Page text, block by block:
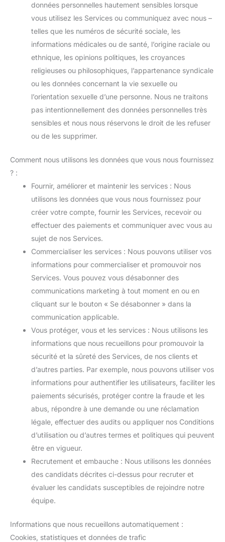
données personnelles hautement sensibles lorsque
vous utilisez les Services ou communiquez avec nous –
telles que les numéros de sécurité sociale, les
informations médicales ou de santé, l’origine raciale ou
ethnique, les opinions politiques, les croyances
religieuses ou philosophiques, l’appartenance syndicale
ou les données concernant la vie sexuelle ou
l’orientation sexuelle d’une personne. Nous ne traitons
pas intentionnellement des données personnelles très
sensibles et nous nous réservons le droit de les refuser
ou de les supprimer.
Comment nous utilisons les données que vous nous fournissez
? :
Fournir, améliorer et maintenir les services : Nous
utilisons les données que vous nous fournissez pour
créer votre compte, fournir les Services, recevoir ou
effectuer des paiements et communiquer avec vous au
sujet de nos Services.
Commercialiser les services : Nous pouvons utiliser vos
informations pour commercialiser et promouvoir nos
Services. Vous pouvez vous désabonner des
communications marketing à tout moment en ou en
cliquant sur le bouton « Se désabonner » dans la
communication applicable.
Vous protéger, vous et les services : Nous utilisons les
informations que nous recueillons pour promouvoir la
sécurité et la sûreté des Services, de nos clients et
d’autres parties. Par exemple, nous pouvons utiliser vos
informations pour authentifier les utilisateurs, faciliter les
paiements sécurisés, protéger contre la fraude et les
abus, répondre à une demande ou une réclamation
légale, effectuer des audits ou appliquer nos Conditions
d’utilisation ou d’autres termes et politiques qui peuvent
être en vigueur.
Recrutement et embauche : Nous utilisons les données
des candidats décrites ci-dessus pour recruter et
évaluer les candidats susceptibles de rejoindre notre
équipe.
Informations que nous recueillons automatiquement :
Cookies, statistiques et données de trafic